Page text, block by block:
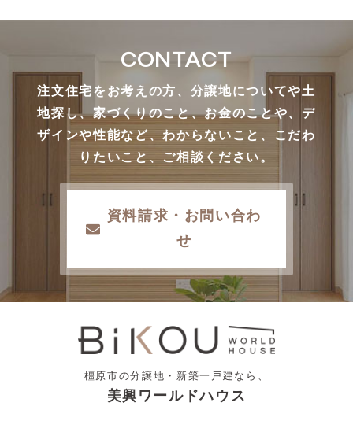
CONTACT
注文住宅をお考えの方、分譲地についてや土
地探し、家づくりのこと、お金のことや、デ
ザインや性能など、わからないこと、こだわ
りたいこと、ご相談ください。
資料請求・お問い合わ
せ
橿原市の分譲地・新築一戸建なら、
美興ワールドハウス